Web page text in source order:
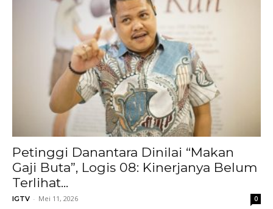
Petinggi Danantara Dinilai “Makan
Gaji Buta”, Logis 08: Kinerjanya Belum
Terlihat...
IGTV - Mei 11, 2026 0